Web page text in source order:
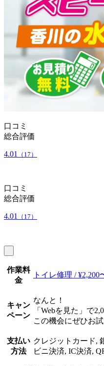
口コミ
総合評価
4.01 （17）
口コミ
総合評価
4.01 （17）
作業料
金
トイレ修理 / ¥2,200
キャン
ペーン
なんと！
「Webを見た」で
この機会にぜひお試
支払い
方法
クレジットカード,
ビニ決済, IC決済,